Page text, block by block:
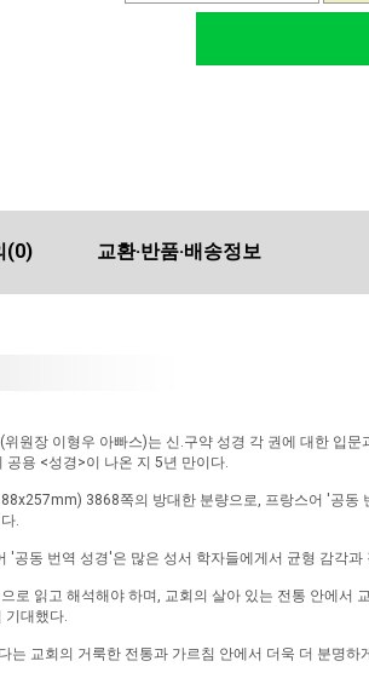
(0) 교환·반품·배송정보
원장 이형우 아빠스)는 신.구약 성경 각 권에 대한 입
용 <성경>이 나온 지 5년 만이다.
3868쪽의 방대한 분량으로, 프랑스어 '공
.
동 번역 성경'은 많은 성서 학자들에게서 균형 감각
로 읽고 해석해야 하며, 교회의 살아 있는 전통 안에서
기대했다.
교회의 거룩한 전통과 가르침 안에서 더욱 더 분명하